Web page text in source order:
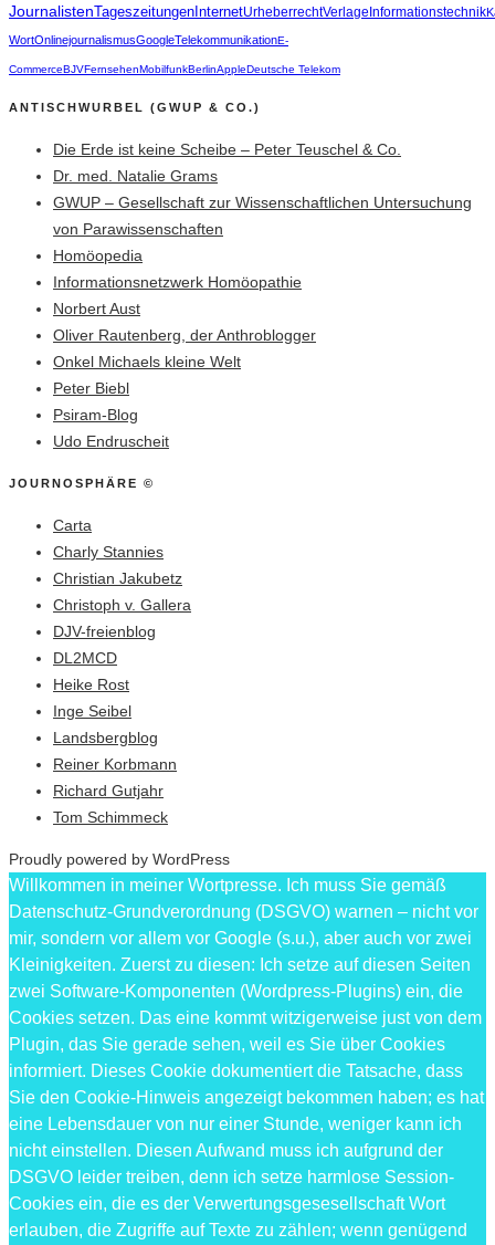
JournalistenTageszeitungen InternetUrheberrechtVerlage Informationstechnik
WortOnlinejournalismusGoogleTelekommunikationE-
CommerceBJVFernsehenMobilfunkBerlinAppleDeutsche Telekom
ANTISCHWURBEL (GWUP & CO.)
Die Erde ist keine Scheibe – Peter Teuschel & Co.
Dr. med. Natalie Grams
GWUP – Gesellschaft zur Wissenschaftlichen Untersuchung
von Parawissenschaften
Homöopedia
Informationsnetzwerk Homöopathie
Norbert Aust
Oliver Rautenberg, der Anthroblogger
Onkel Michaels kleine Welt
Peter Biebl
Psiram-Blog
Udo Endruscheit
JOURNOSPHÄRE ©
Carta
Charly Stannies
Christian Jakubetz
Christoph v. Gallera
DJV-freienblog
DL2MCD
Heike Rost
Inge Seibel
Landsbergblog
Reiner Korbmann
Richard Gutjahr
Tom Schimmeck
Proudly powered by WordPress
Willkommen in meiner Wortpresse. Ich muss Sie gemäß
Datenschutz-Grundverordnung (DSGVO) warnen – nicht vor
mir, sondern vor allem vor Google (s.u.), aber auch vor zwei
Kleinigkeiten. Zuerst zu diesen: Ich setze auf diesen Seiten
zwei Software-Komponenten (Wordpress-Plugins) ein, die
Cookies setzen. Das eine kommt witzigerweise just von dem
Plugin, das Sie gerade sehen, weil es Sie über Cookies
informiert. Dieses Cookie dokumentiert die Tatsache, dass
Sie den Cookie-Hinweis angezeigt bekommen haben; es hat
eine Lebensdauer von nur einer Stunde, weniger kann ich
nicht einstellen. Diesen Aufwand muss ich aufgrund der
DSGVO leider treiben, denn ich setze harmlose Session-
Cookies ein, die es der Verwertungsgesesellschaft Wort
erlauben, die Zugriffe auf Texte zu zählen; wenn genügend